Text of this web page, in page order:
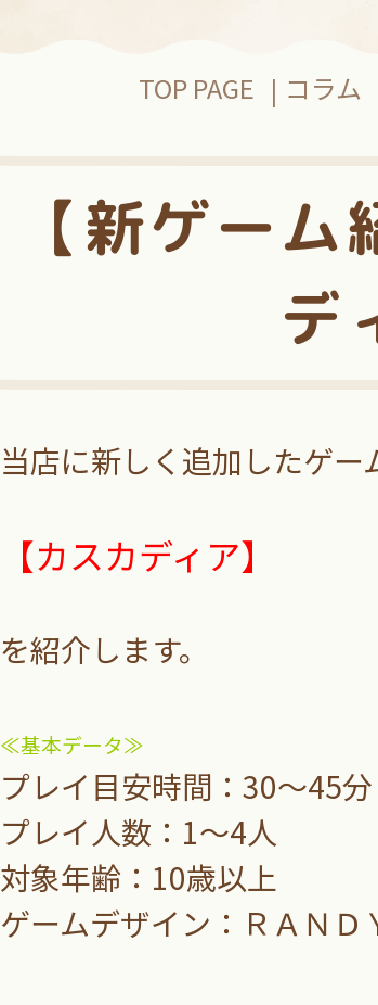
TOP PAGE コラム
【新ゲー
デ
当店に新しく追加したゲー
【カスカディア】
を紹介します。
≪基本データ≫
プレイ目安時間：30～45分
プレイ人数：1～4人
対象年齢：10歳以上
ゲームデザイン：ＲＡＮ